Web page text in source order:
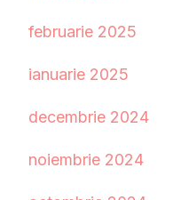
februarie 2025
ianuarie 2025
decembrie 2024
noiembrie 2024